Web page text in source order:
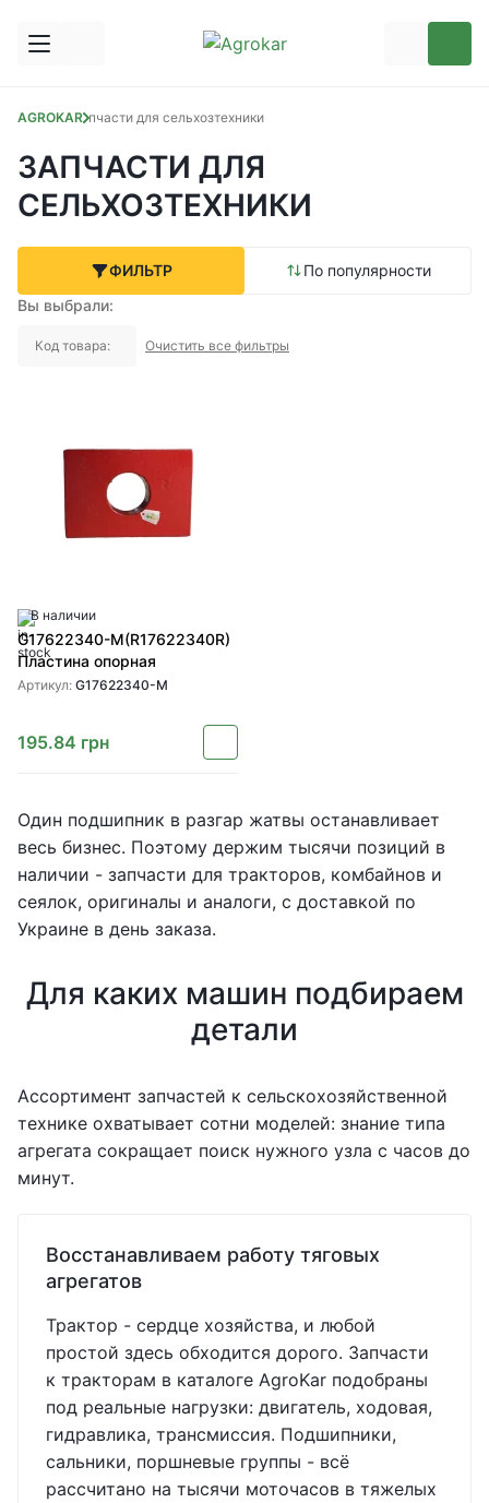
AGROKARЗапчасти для сельхозтехники
ЗАПЧАСТИ ДЛЯ
СЕЛЬХОЗТЕХНИКИ
ФИЛЬТР
По популярности
Вы выбрали:
Код товара: Очистить все фильтры
В наличии
G17622340-M(R17622340R)
Пластина опорная
Артикул: G17622340-M
195.84 грн
Один подшипник в разгар жатвы останавливает
весь бизнес. Поэтому держим тысячи позиций в
наличии - запчасти для тракторов, комбайнов и
сеялок, оригиналы и аналоги, с доставкой по
Украине в день заказа.
Для каких машин подбираем
детали
Ассортимент запчастей к сельскохозяйственной
технике охватывает сотни моделей: знание типа
агрегата сокращает поиск нужного узла с часов до
минут.
Восстанавливаем работу тяговых
агрегатов
Трактор - сердце хозяйства, и любой
простой здесь обходится дорого. Запчасти
к тракторам в каталоге AgroKar подобраны
под реальные нагрузки: двигатель, ходовая,
гидравлика, трансмиссия. Подшипники,
сальники, поршневые группы - всё
рассчитано на тысячи моточасов в тяжелых